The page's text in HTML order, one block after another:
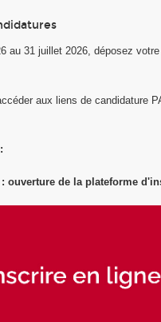
au 31 juillet 2026, déposez
aux liens de candidature
ouverture de la plateforme